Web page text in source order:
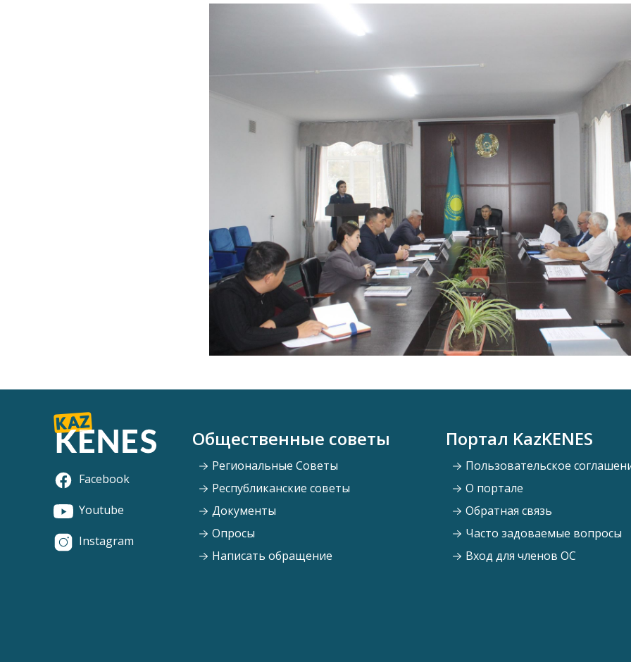
Facebook
Youtube
Instagram
Общественные советы
Региональные Советы
Республиканские советы
Документы
Опросы
Написать обращение
Портал KazKENES
Пользовательское
О портале
Обратная связь
Часто задоваемые вопросы
Вход для членов ОС